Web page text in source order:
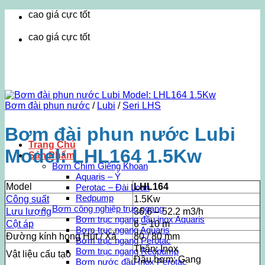
giá cực tốt
giá cực tốt
Trang Chủ
Sản Phẩm
Bơm Chìm Giếng Khoan
Aquaris – Ý
Perotac – Đài Loan
Redpump
Bơm công nghiệp trục ngang
Bơm trục ngang đầu inox Aquaris
Bơm trục ngang Aquaris
Bơm trục ngang Perotac
Bơm trục ngang Redpump
Bơm nước đầu Inox Perotac
Bơm đài phun nước / Lubi / Seri LHS
Bơm đài phun nước Lubi
Model: LHL164 1.5Kw
Model
LHL164
Công suất
1.5Kw
Lưu lượng
36.6 – 52.2 m3/h
Cột áp
6 – 10 m
Đường kính họng Hút / Xả
80 / 80 mm
Vật liệu cấu tạo
Thân: Inox
Đầu bơm: Gang